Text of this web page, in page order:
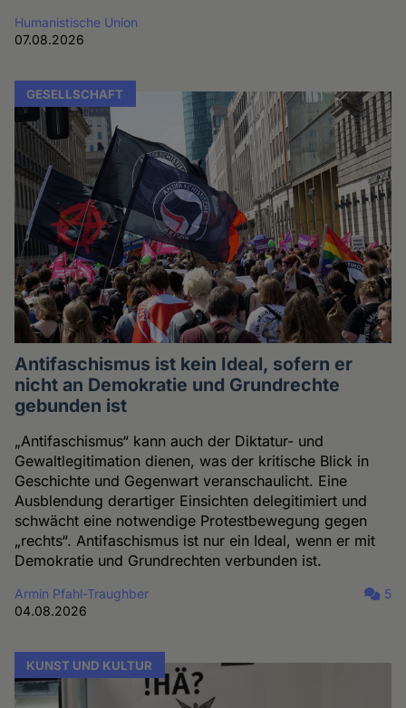
Humanistische Union
07.08.2026
GESELLSCHAFT
Antifaschismus ist kein Ideal, sofern er
nicht an Demokratie und Grundrechte
gebunden ist
„Antifaschismus“ kann auch der Diktatur- und
Gewaltlegitimation dienen, was der kritische Blick in
Geschichte und Gegenwart veranschaulicht. Eine
Ausblendung derartiger Einsichten delegitimiert und
schwächt eine notwendige Protestbewegung gegen
„rechts“. Antifaschismus ist nur ein Ideal, wenn er mit
Demokratie und Grundrechten verbunden ist.
Armin Pfahl-Traughber
04.08.2026
5
KUNST UND KULTUR